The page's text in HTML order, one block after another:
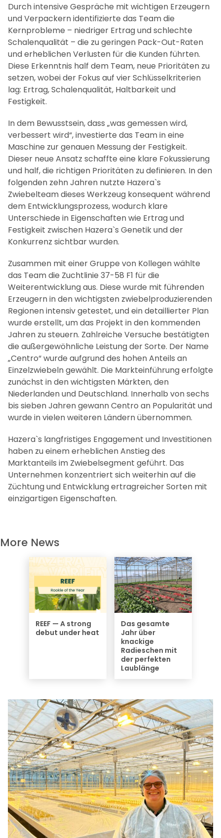
Durch intensive Gespräche mit wichtigen Erzeugern
und Verpackern identifizierte das Team die
Kernprobleme – niedriger Ertrag und schlechte
Schalenqualität – die zu geringen Pack-Out-Raten
und erheblichen Verlusten für die Kunden führten.
Diese Erkenntnis half dem Team, neue Prioritäten zu
setzen, wobei der Fokus auf vier Schlüsselkriterien
lag: Ertrag, Schalenqualität, Haltbarkeit und
Festigkeit.
In dem Bewusstsein, dass „was gemessen wird,
verbessert wird“, investierte das Team in eine
Maschine zur genauen Messung der Festigkeit.
Dieser neue Ansatz schaffte eine klare Fokussierung
und half, die richtigen Prioritäten zu definieren. In den
folgenden zehn Jahren nutzte Hazera`s
Zwiebelteam dieses Werkzeug konsequent während
dem Entwicklungsprozess, wodurch klare
Unterschiede in Eigenschaften wie Ertrag und
Festigkeit zwischen Hazera`s Genetik und der
Konkurrenz sichtbar wurden.
Zusammen mit einer Gruppe von Kollegen wählte
das Team die Zuchtlinie 37-58 F1 für die
Weiterentwicklung aus. Diese wurde mit führenden
Erzeugern in den wichtigsten zwiebelproduzierenden
Regionen intensiv getestet, und ein detaillierter Plan
wurde erstellt, um das Projekt in den kommenden
Jahren zu steuern. Zahlreiche Versuche bestätigten
die außergewöhnliche Leistung der Sorte. Der Name
„Centro“ wurde aufgrund des hohen Anteils an
Einzelzwiebeln gewählt. Die Markteinführung erfolgte
zunächst in den wichtigsten Märkten, den
Niederlanden und Deutschland. Innerhalb von sechs
bis sieben Jahren gewann Centro an Popularität und
wurde in vielen weiteren Ländern übernommen.
Hazera`s langfristiges Engagement und Investitionen
haben zu einem erheblichen Anstieg des
Marktanteils im Zwiebelsegment geführt. Das
Unternehmen konzentriert sich weiterhin auf die
Züchtung und Entwicklung ertragreicher Sorten mit
einzigartigen Eigenschaften.
More News
REEF — A strong
debut under heat
Das gesamte
Jahr über
knackige
Radieschen mit
der perfekten
Laublänge